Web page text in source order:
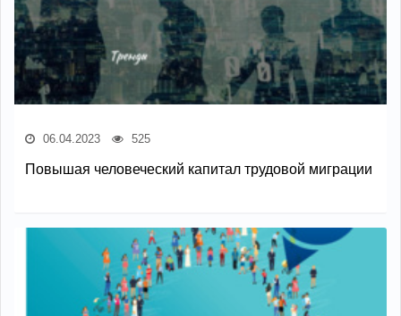
06.04.2023 525
Повышая человеческий капитал трудовой миграции